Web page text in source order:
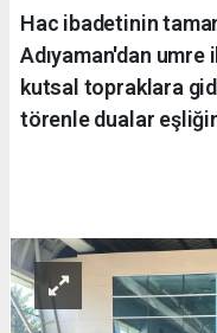
Hac ibadetinin
Adıyaman'dan
kutsal topraklara
törenle dualar